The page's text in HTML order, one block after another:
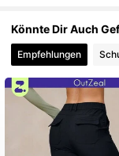
Könnte Dir Auch
Empfehlungen